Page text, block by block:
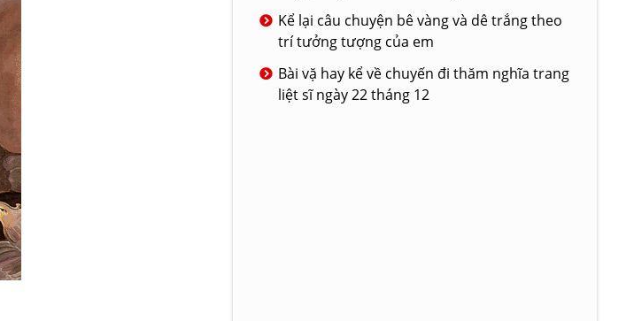
Kể lại câu chuyện bê vàng và dê trắng theo
trí tưởng tượng của em
Bài vặ hay kể về chuyến đi thăm nghĩa trang
liệt sĩ ngày 22 tháng 12